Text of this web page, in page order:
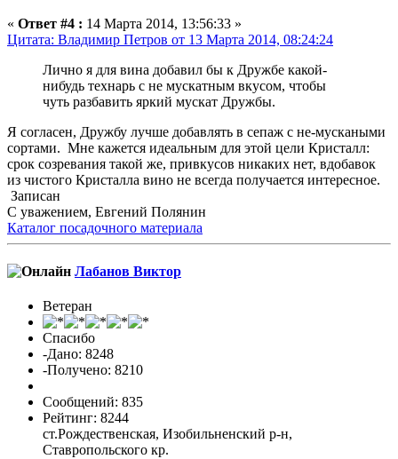
« Ответ #4 : 14 Марта 2014, 13:56:33 »
Цитата: Владимир Петров от 13 Марта 2014, 08:24:24
Лично я для вина добавил бы к Дружбе какой-
нибудь технарь с не мускатным вкусом, чтобы
чуть разбавить яркий мускат Дружбы.
Я согласен, Дружбу лучше добавлять в сепаж с не-мускаными
сортами. Мне кажется идеальным для этой цели Кристалл:
срок созревания такой же, привкусов никаких нет, вдобавок
из чистого Кристалла вино не всегда получается интересное.
Записан
С уважением, Евгений Полянин
Каталог посадочного материала
Лабанов Виктор
Ветеран
Спасибо
-Дано: 8248
-Получено: 8210
Сообщений: 835
Рейтинг: 8244
ст.Рождественская, Изобильненский р-н,
Ставропольского кр.